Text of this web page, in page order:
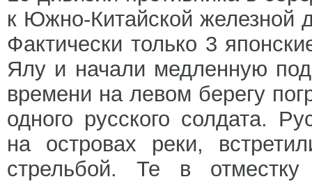
к Южно-Китайской железной
Фактически только 3
Ялу и начали медленную
времени на левом берегу
одного русского солдата.
на островах реки,
стрельбой. Те в